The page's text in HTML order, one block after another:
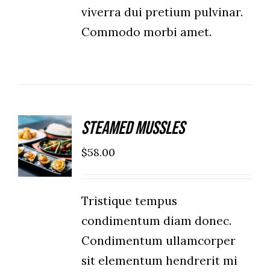
viverra dui pretium pulvinar.
Commodo morbi amet.
ADD TO
CART
/
DETAILS
Steamed Mussles
$58.00
Tristique tempus
condimentum diam donec.
Condimentum ullamcorper
sit elementum hendrerit mi